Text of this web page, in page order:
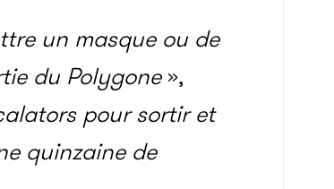
un masque ou de
du Polygone»,
pour sortir et
quinzaine de